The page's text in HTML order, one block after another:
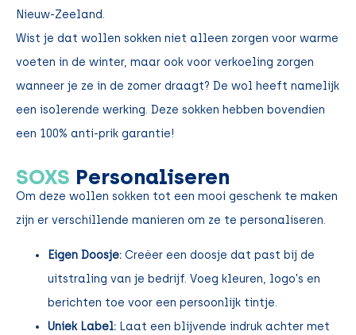
Nieuw-Zeeland.
Wist je dat wollen sokken niet alleen zorgen voor warme
voeten in de winter, maar ook voor verkoeling zorgen
wanneer je ze in de zomer draagt? De wol heeft namelijk
een isolerende werking. Deze sokken hebben bovendien
een 100% anti-prik garantie!
SOXS Personaliseren
Om deze wollen sokken tot een mooi geschenk te maken
zijn er verschillende manieren om ze te personaliseren.
Eigen Doosje: Creëer een doosje dat past bij de
uitstraling van je bedrijf. Voeg kleuren, logo's en
berichten toe voor een persoonlijk tintje.
Uniek Label: Laat een blijvende indruk achter met